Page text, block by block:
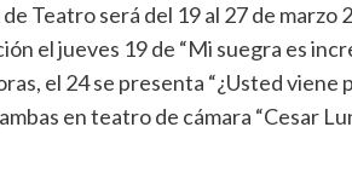
Teatro será del 19 al 27 de marzo
el jueves 19 de “Mi suegra es
el 24 se presenta “¿Usted viene
en teatro de cámara “Cesar